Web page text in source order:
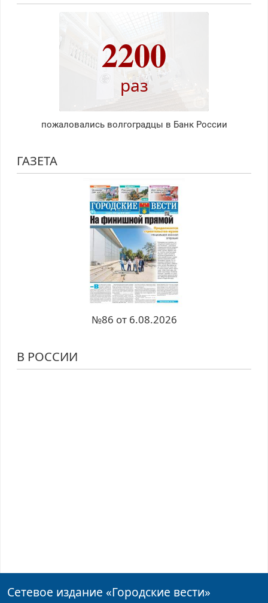
2200
раз
пожаловались волгоградцы в Банк России
ГАЗЕТА
№86 от 6.08.2026
В РОССИИ
Сетевое издание «Городские вести»